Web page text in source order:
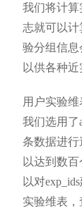
我们将计算
志就可以
验分组信
以供各种
用户实验维
我们选用了
条数据进
以达到数
以对
实验维表